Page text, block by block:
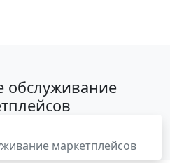
обслуживание
маркетплейсов